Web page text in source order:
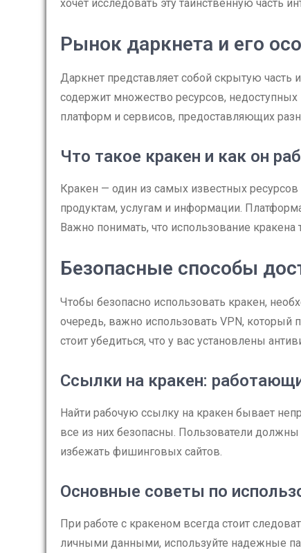
хочет исследовать эту таинственную часть
Рынок даркнета и его
Даркнет представляет собой скрытую часть
содержит множество ресурсов,
платформ и сервисов, предоставляющих
Что такое кракен и как он
Кракен — один из самых известных
продуктам, услугам и информации.
Важно понимать, что использование кракена
Безопасные способы
Чтобы безопасно использовать кракен,
очередь, важно использовать VPN,
стоит убедиться, что у вас установлены
Ссылки на кракен:
Найти рабочую ссылку на кракен бывает
все из них безопасны. Пользователи
избежать фишинговых сайтов.
Основные советы по
При работе с кракеном всегда стоит
личными данными, используйте надежные